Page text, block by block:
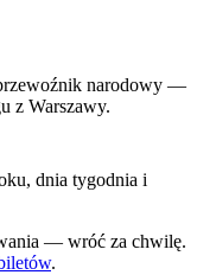
narodowy —
z Warszawy.
dnia tygodnia i
— wróć za chwilę.
.